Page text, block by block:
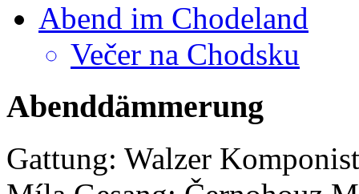
Abend im Chodeland
Večer na Chodsku
Abenddämmerung
Gattung: Walzer